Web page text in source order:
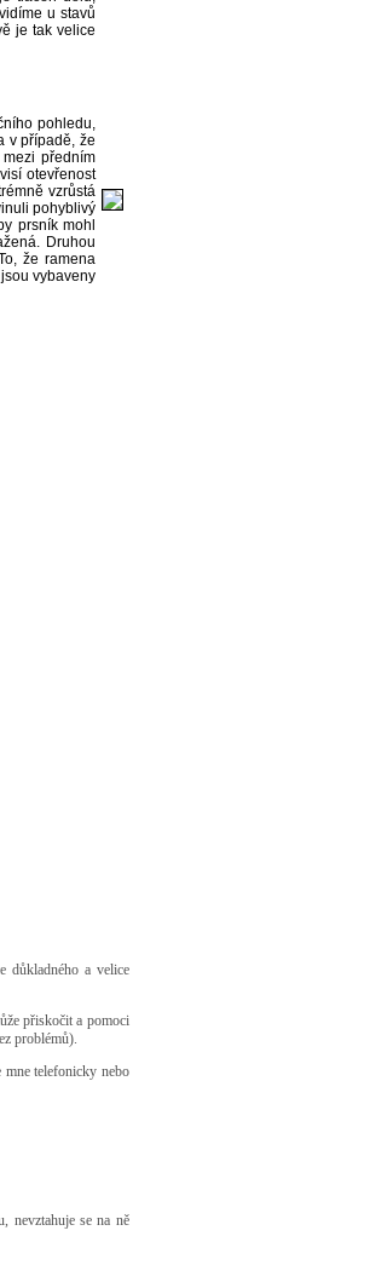
u stavů
je tak velice
pohledu,
v případě, že
předním
otevřenost
vzrůstá
pohyblivý
prsník mohl
Druhou
že ramena
vybaveny
důkladného a velice
přiskočit a pomoci
problémů).
telefonicky nebo
nevztahuje se na ně